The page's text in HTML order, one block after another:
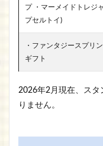
プ ・マーメイドトレジ
プセルトイ)
・ファンタジースプリン
ギフト
2026年2月現在、スタ
りません。